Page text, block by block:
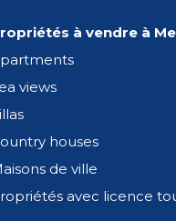
intéressé:
à vendre à
views
houses
de ville
avec licence